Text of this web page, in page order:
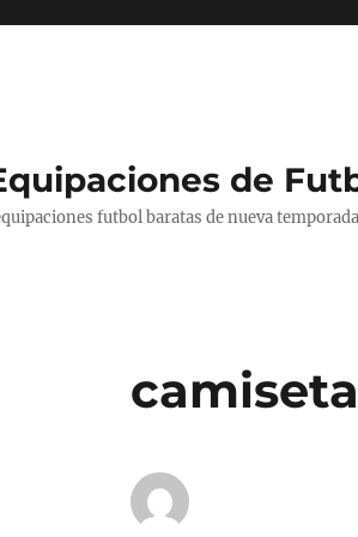
de
futbol baratas de nueva